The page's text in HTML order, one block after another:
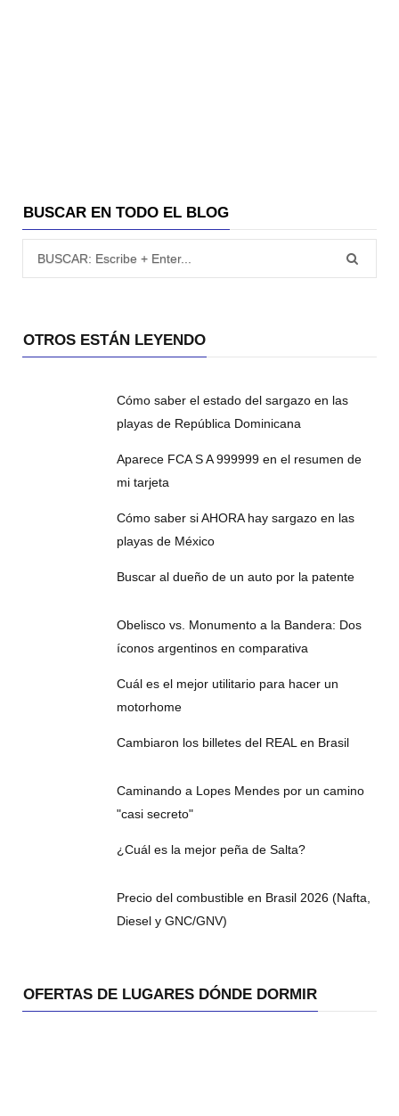
BUSCAR EN TODO EL BLOG
OTROS ESTÁN LEYENDO
Cómo saber el estado del sargazo en las
playas de República Dominicana
Aparece FCA S A 999999 en el resumen de
mi tarjeta
Cómo saber si AHORA hay sargazo en las
playas de México
Buscar al dueño de un auto por la patente
Obelisco vs. Monumento a la Bandera: Dos
íconos argentinos en comparativa
Cuál es el mejor utilitario para hacer un
motorhome
Cambiaron los billetes del REAL en Brasil
Caminando a Lopes Mendes por un camino
"casi secreto"
¿Cuál es la mejor peña de Salta?
Precio del combustible en Brasil 2026 (Nafta,
Diesel y GNC/GNV)
OFERTAS DE LUGARES DÓNDE DORMIR